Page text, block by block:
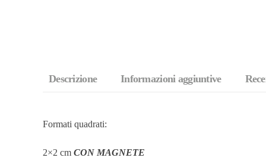
Descrizione Informazioni aggiuntive
Formati quadrati:
2×2 cm CON MAGNETE